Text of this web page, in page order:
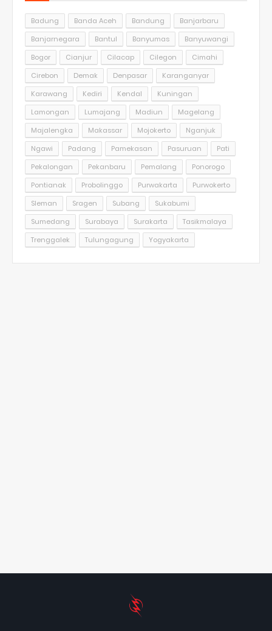
Badung Banda Aceh Bandung
Banjarbaru
Banjarnegara
Bantul Banyumas
Banyuwangi
Bogor
Cianjur Cilacap Cilegon
Cimahi
Cirebon
Demak Denpasar
Karanganyar
Karawang
Kediri Kendal
Kuningan
Lamongan
Lumajang Madiun
Magelang
Majalengka
Makassar Mojokerto
Nganjuk
Ngawi
Padang Pamekasan Pasuruan
Pati
Pekalongan
Pekanbaru Pemalang
Ponorogo
Pontianak
Probolinggo Purwakarta
Purwokerto
Sleman
Sragen Subang
Sukabumi
Sumedang
Surabaya Surakarta
Tasikmalaya
Trenggalek
Tulungagung Yogyakarta